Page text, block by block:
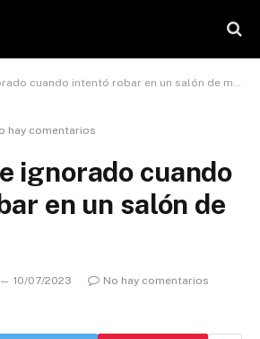
cuando intentó robar en un salón de manicure
hay comentarios
ignorado cuando
en un salón de
10/07/2023
No hay comentarios